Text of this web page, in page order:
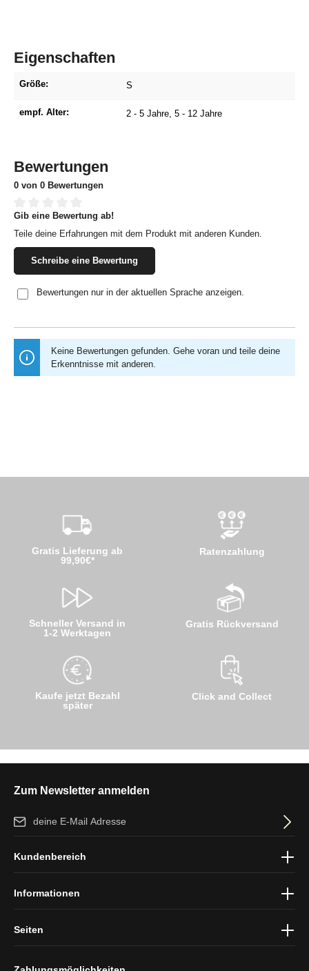
Eigenschaften
Größe: S
empf. Alter: 2 - 5 Jahre , 5 - 12 Jahre
Bewertungen
0 von 0 Bewertungen
Durchschnittliche Bewertung von 0 von 5 Sternen
Gib eine Bewertung ab!
Teile deine Erfahrungen mit dem Produkt mit anderen Kunden.
Schreibe eine Bewertung
Bewertungen nur in der aktuellen Sprache anzeigen.
Keine Bewertungen gefunden. Gehe voran und teile deine
Erkenntnisse mit anderen.
Gratis Lieferung ab
99,90€*
Schneller Versand in
1-2 Werktagen
Kaufe jetzt Bezahl
später
Ratenzahlung
Gratis Rückversand
Click and Collect
Zum Newsletter anmelden
E-Mail-Adresse*
und dieAGBgelesen und bin mit ihnen einverstanden.
Kundenbereich
Informationen
Seiten